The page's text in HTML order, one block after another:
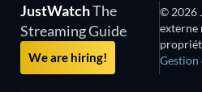
JustWatchThe
Streaming Guide
We are hiring!
© 2026
externe
Gestion